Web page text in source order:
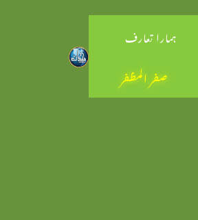
ہمارا تعارف
صفر المظفر